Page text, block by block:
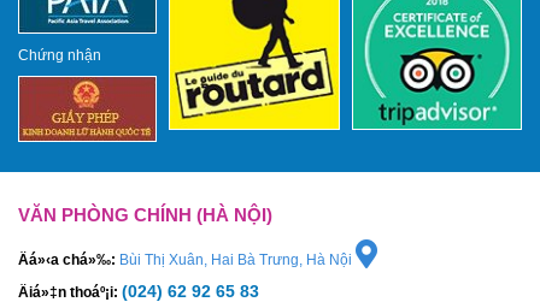
Chứng nhận
VĂN PHÒNG CHÍNH (HÀ NỘI)
Äá»‹a chá»‰: Bùi Thị Xuân, Hai Bà Trưng, Hà Nội
Äiá»‡n thoáº¡i: (024) 62 92 65 83